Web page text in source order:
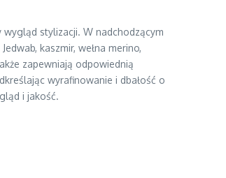
stylizacji. W nadchodzącym
kaszmir, wełna merino,
zapewniają odpowiednią
wyrafinowanie i dbałość o
i jakość.